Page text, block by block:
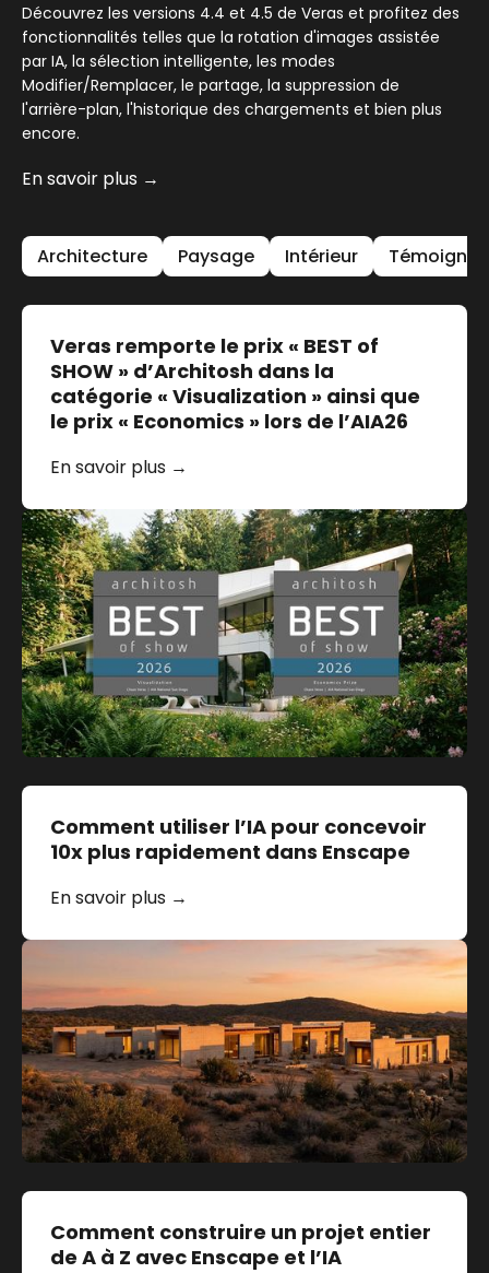
Découvrez les versions 4.4 et 4.5 de Veras et profitez des
fonctionnalités telles que la rotation d'images assistée
par IA, la sélection intelligente, les modes
Modifier/Remplacer, le partage, la suppression de
l'arrière-plan, l'historique des chargements et bien plus
encore.
En savoir plus →
Architecture Paysage Intérieur
Veras remporte le prix « BEST of
SHOW » d’Architosh dans la
catégorie « Visualization » ainsi que
le prix « Economics » lors de l’AIA26
En savoir plus →
Comment utiliser l’IA pour concevoir
10x plus rapidement dans Enscape
En savoir plus →
Comment construire un projet entier
de A à Z avec Enscape et l’IA